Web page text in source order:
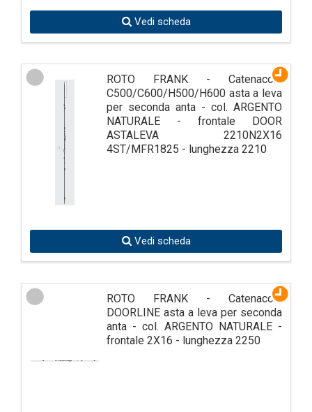
Vedi scheda
ROTO FRANK - Catenaccio
C500/C600/H500/H600 asta a leva
per seconda anta - col. ARGENTO
NATURALE - frontale DOOR
ASTALEVA 2210N2X16
4ST/MFR1825 - lunghezza 2210
Vedi scheda
ROTO FRANK - Catenaccio
DOORLINE asta a leva per seconda
anta - col. ARGENTO NATURALE -
frontale 2X16 - lunghezza 2250